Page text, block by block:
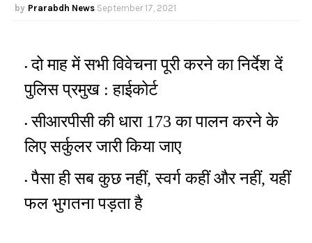
Prarabdh News September 17, 2021
दो माह में सभी विवेचना पूरी करने का निर्देश दें
पुलिस प्रमुख : हाईकोर्ट
सीआरपीसी की धारा 173 का पालन करने के
लिए सर्कुलर जारी किया जाए
पैसा ही सब कुछ नहीं, स्वर्ग कहीं और नहीं, यहींं
फल भुगतना पड़ता है